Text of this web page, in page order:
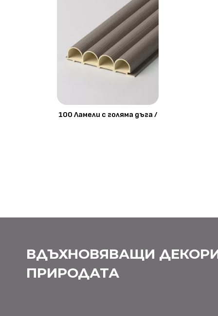
100 Ламели с голяма дъга /
ВДЪХНОВЯВАЩИ
ПРИРОДАТА